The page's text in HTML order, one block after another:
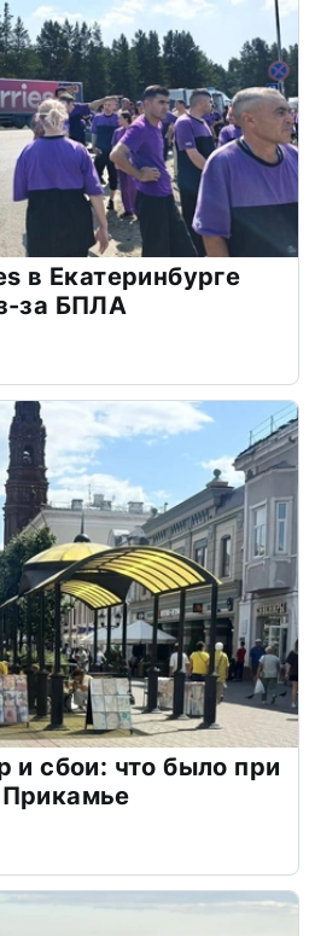
в Екатеринбурге
за БПЛА
и сбои: что было при